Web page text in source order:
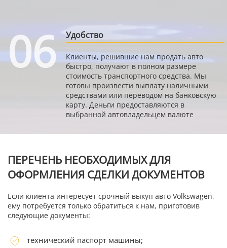
06 Удобство
Клиенты, решившие нам продать авто
быстро, получают в полном размере
стоимость транспортного средства. Мы
готовы произвести выплату наличными
средствами или переводом на банковскую
карту. Деньги предоставляются в
выбранной автовладельцем валюте
ПЕРЕЧЕНЬ НЕОБХОДИМЫХ ДЛЯ
ОФОРМЛЕНИЯ СДЕЛКИ ДОКУМЕНТОВ
Если клиента интересует срочный выкуп авто Volkswagen,
ему потребуется только обратиться к нам, приготовив
следующие документы:
технический паспорт машины;